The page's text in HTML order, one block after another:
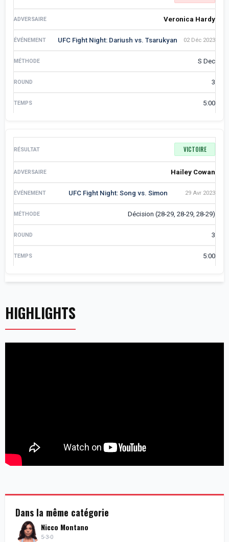
Veronica Hardy
UFC Fight Night: Dariush vs. Tsarukyan 02 Déc 2023
S Dec
3
5:00
VICTOIRE
Hailey Cowan
UFC Fight Night: Song vs. Simon 29 Avr 2023
Décision (28-29, 28-29, 28-29)
3
5:00
HIGHLIGHTS
Dans la même catégorie
Nicco Montano
5-3-0